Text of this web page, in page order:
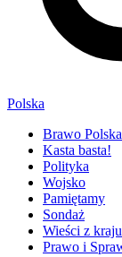
Polska
Brawo
Kasta basta!
Polityka
Wojsko
Pamiętamy
Sondaż
Wieści z kraju
Prawo i